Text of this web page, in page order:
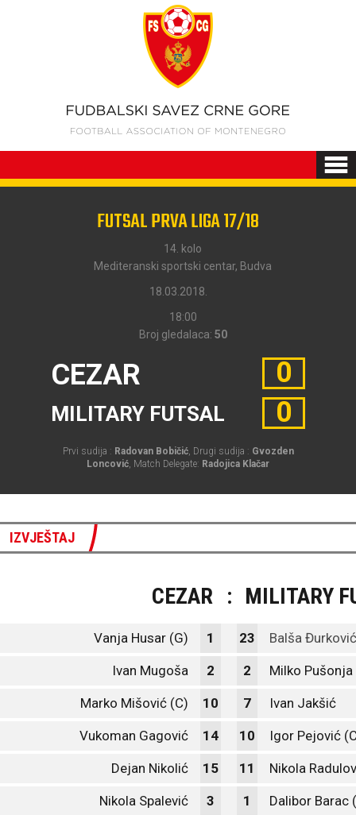
FUTSAL PRVA LIGA 17/18
14. kolo
Mediteranski sportski centar, Budva
18.03.2018.
18:00
Broj gledalaca: 50
CEZAR
MILITARY FUTSAL
0
0
Prvi sudija : Radovan Bobičić, Drugi sudija : Gvozden
Loncović, Match Delegate: Radojica Klačar
IZVJEŠTAJ
CEZAR : MILITARY
Vanja Husar (G) 1 23 Balša
Ivan Mugoša 2 2 Milko Pušonja
Marko Mišović (C) 10 7 Ivan Jakšić
Vukoman Gagović 14 10 Igor Pejović
Dejan Nikolić 15 11 Nikola
Nikola Spalević 3 1 Dalibor Barac